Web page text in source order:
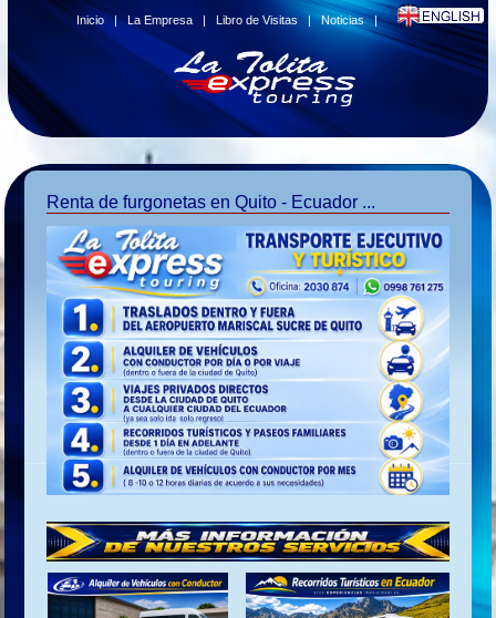
Inicio |La Empresa |Libro de Visitas |Noticias|
Renta de furgonetas en Quito - Ecuador ...